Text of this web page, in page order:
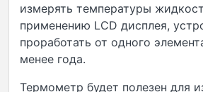
измерять температуры
применению LCD дисплея,
проработать от одного
менее года.
Термометр будет полезен для